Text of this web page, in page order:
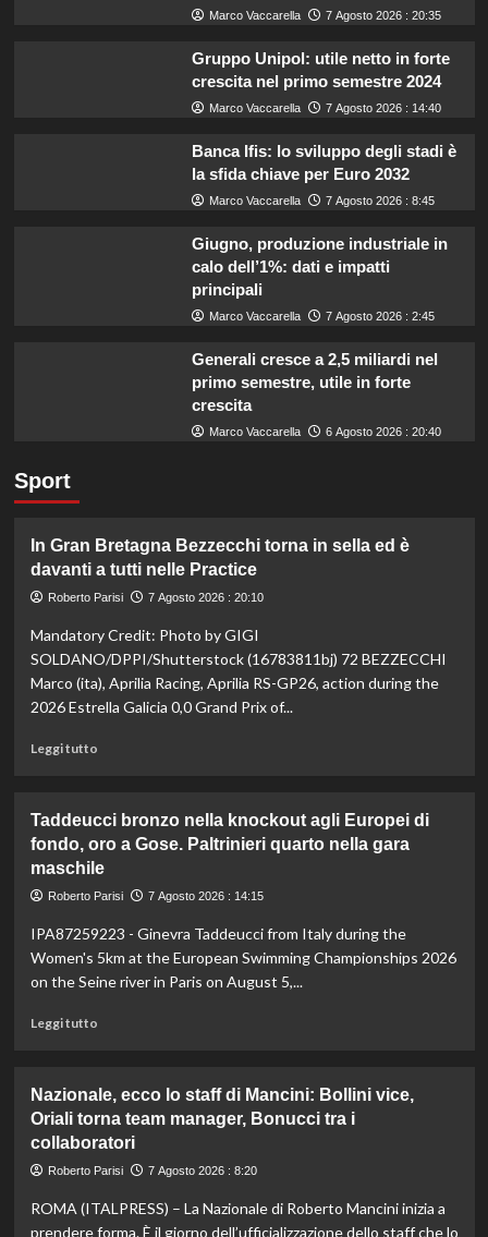
Marco Vaccarella 7 Agosto 2026 : 20:35
Gruppo Unipol: utile netto in forte
crescita nel primo semestre 2024
Marco Vaccarella 7 Agosto 2026 : 14:40
Banca Ifis: lo sviluppo degli stadi è
la sfida chiave per Euro 2032
Marco Vaccarella 7 Agosto 2026 : 8:45
Giugno, produzione industriale in
calo dell’1%: dati e impatti
principali
Marco Vaccarella 7 Agosto 2026 : 2:45
Generali cresce a 2,5 miliardi nel
primo semestre, utile in forte
crescita
Marco Vaccarella 6 Agosto 2026 : 20:40
Sport
In Gran Bretagna Bezzecchi torna in sella ed è
davanti a tutti nelle Practice
Roberto Parisi 7 Agosto 2026 : 20:10
Mandatory Credit: Photo by GIGI
SOLDANO/DPPI/Shutterstock (16783811bj) 72 BEZZECCHI
Marco (ita), Aprilia Racing, Aprilia RS-GP26, action during the
2026 Estrella Galicia 0,0 Grand Prix of...
Leggi tuttoLeggi
In
Gran
Bretagna
Bezzecchi
in
sella
ed
Practice
Taddeucci bronzo nella knockout agli Europei di
fondo, oro a Gose. Paltrinieri quarto nella gara
maschile
Roberto Parisi 7 Agosto 2026 : 14:15
IPA87259223 - Ginevra Taddeucci from Italy during the
Women's 5km at the European Swimming Championships 2026
on the Seine river in Paris on August 5,...
Leggi tuttoLeggi
Taddeucci
bronzo
nella
knockout
Europei
di
Nazionale, ecco lo staff di Mancini: Bollini vice,
Oriali torna team manager, Bonucci tra i
collaboratori
Roberto Parisi 7 Agosto 2026 : 8:20
ROMA (ITALPRESS) – La Nazionale di Roberto Mancini inizia a
prendere forma. È il giorno dell’ufficializzazione dello staff che lo